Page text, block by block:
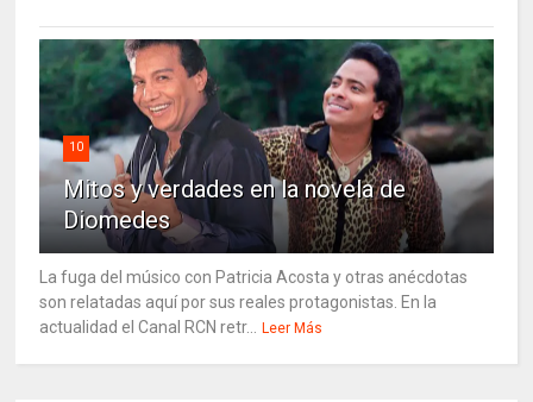
10
Mitos y verdades en la novela de
Diomedes
La fuga del músico con Patricia Acosta y otras anécdotas
son relatadas aquí por sus reales protagonistas. En la
actualidad el Canal RCN retr...
Leer Más